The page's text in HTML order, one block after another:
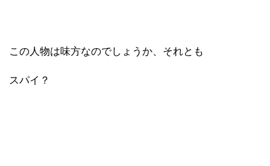
この人物は味方なのでしょうか、それとも
スパイ？